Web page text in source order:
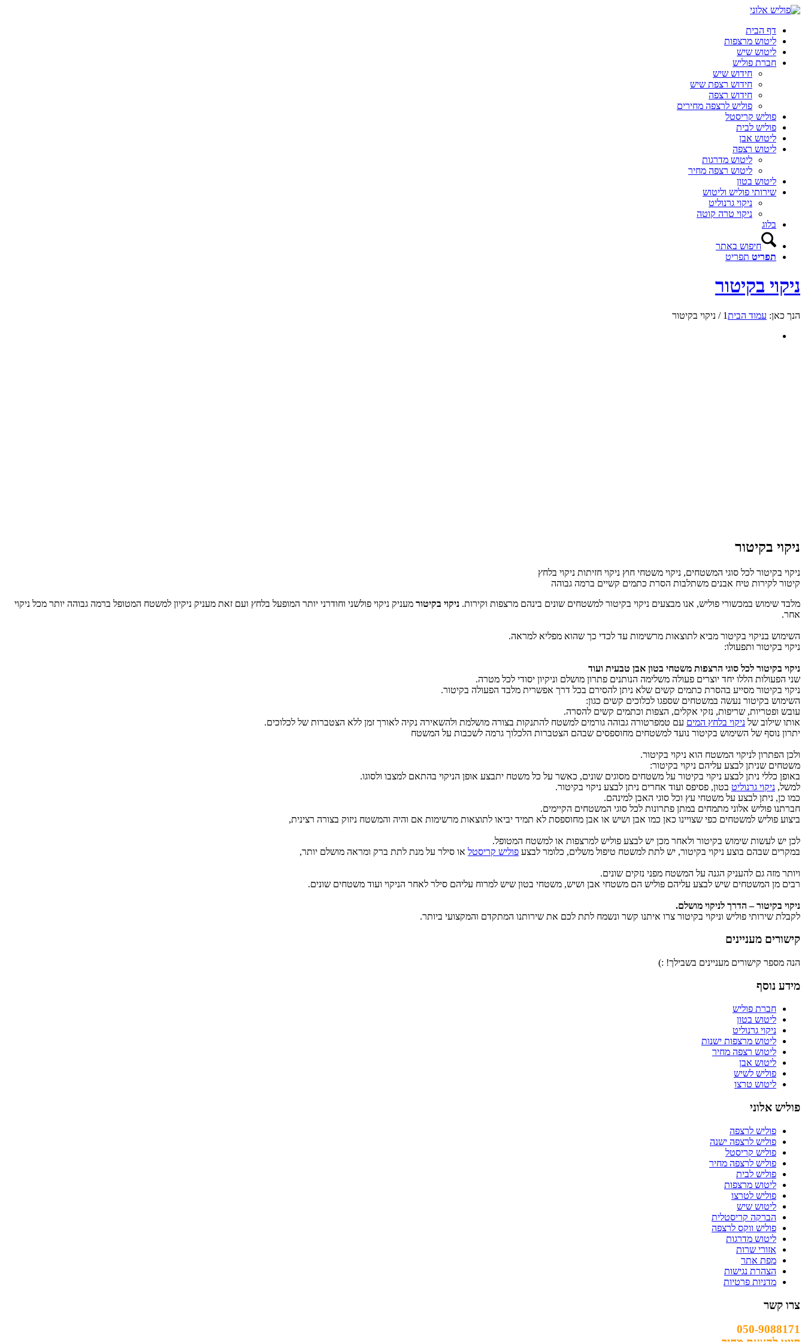
דף הבית
ליטוש מרצפות
ליטוש שיש
חברת פוליש
חידוש שיש
חידוש רצפת שיש
חידוש רצפה
פוליש לרצפה מחירים
פוליש קריסטל
פוליש לבית
ליטוש אבן
ליטוש רצפה
ליטוש מדרגות
ליטוש רצפה מחיר
ליטוש בטון
שירותי פוליש וליטוש
ניקוי גרנוליט
ניקוי טרה קוטה
בלוג
חיפוש באתר
תפריט תפריט
ניקוי בקיטור
הנך כאן: עמוד הבית1
/ ניקוי בקיטור
ניקוי בקיטור
ניקוי בקיטור לכל סוגי המשטחים, ניקוי משטחי חוץ ניקוי חזיתות ניקוי בלחץ
קיטור לקירות טיח אבנים משתלבות הסרת כתמים קשיים ברמה גבוהה
מלבד שימוש במכשורי פוליש, אנו מבצעים ניקוי בקיטור למשטחים שונים בינהם מרצפות וקירות. ניקוי בקיטור מעניק ניקוי פולשני וחודרני יותר המופעל בלחץ ועם זאת מעניק ניקיון למשטח המטופל ברמה גבוהה יותר מכל ניקוי
אחר.
השימוש בניקוי בקיטור מביא לתוצאות מרשימות עד לכדי כך שהוא מפליא למראה.
ניקוי בקיטור ותפעולו:
ניקוי בקיטור לכל סוגי הרצפות משטחי בטון אבן טבעית ועוד
שני הפעולות הללו יחד יוצרים פעולה משלימה הנותנים פתרון מושלם וניקיון יסודי לכל מטרה.
ניקוי בקיטור מסייע בהסרת כתמים קשים שלא ניתן להסירם בכל דרך אפשרית מלבד הפעולה בקיטור.
השימוש בקיטור נעשה במשטחים שספגו לכלוכים קשים כגון:
עובש ופטריות, שריפות, נזקי אקלים, הצפות וכתמים קשים להסרה.
אותו שילוב של ניקוי בלחץ המים עם טמפרטורה גבוהה גורמים למשטח להתנקות בצורה מושלמת ולהשאירה נקיה לאורך זמן ללא הצטברות של לכלוכים.
יתרון נוסף של השימוש בקיטור נועד למשטחים מחוספסים שבהם הצטברות הלכלוך גרמה לשכבות על המשטח
ולכן הפתרון לניקוי המשטח הוא ניקוי בקיטור.
משטחים שניתן לבצע עליהם ניקוי בקיטור:
באופן כללי ניתן לבצע ניקוי בקיטור על משטחים מסוגים שונים, כאשר על כל משטח יתבצע אופן הניקוי בהתאם למצבו ולסוגו.
למשל, ניקוי גרנוליט בטון, פסיפס ועוד אחרים ניתן לבצע ניקוי בקיטור.
כמו כן, ניתן לבצע על משטחי עץ וכל סוגי האבן למינהם.
חברתנו פוליש אלוני מתמחים במתן פתרונות לכל סוגי המשטחים הקיימים.
ביצוע פוליש למשטחים כפי שצויינו כאן כמו אבן ושיש או אבן מחוספסת לא תמיד יביאו לתוצאות מרשימות אם והיה והמשטח ניזוק בצורה רצינית,
לכן יש לעשות שימוש בקיטור ולאחר מכן יש לבצע פוליש למרצפות או למשטח המטופל.
במקרים שבהם בוצע ניקוי בקיטור, יש לתת למשטח טיפול משלים, כלומר לבצע פוליש קריסטל או סילר על מנת לתת ברק ומראה מושלם יותר,
ויותר מזה גם להעניק הגנה על המשטח מפני נזקים שונים.
רבים מן המשטחים שיש לבצע עליהם פוליש הם משטחי אבן ושיש, משטחי בטון שיש למרוח עליהם סילר לאחר הניקוי ועוד משטחים שונים.
ניקוי בקיטור – הדרך לניקוי מושלם.
לקבלת שירותי פוליש וניקוי בקיטור צרו איתנו קשר ונשמח לתת לכם את שירותנו המתקדם והמקצועי ביותר.
קישורים מעניינים
הנה מספר קישורים מעניינים בשבילך! :)
מידע נוסף
חברת פוליש
ליטוש בטון
ניקוי גרנוליט
ליטוש מרצפות ישנות
ליטוש רצפה מחיר
ליטוש אבן
פוליש לשיש
ליטוש טרצו
פוליש אלוני
פוליש לרצפה
פוליש לרצפה ישנה
פוליש קריסטל
פוליש לרצפה מחיר
פוליש לבית
ליטוש מרצפות
פוליש לטרצו
ליטוש שיש
הברקה קריסטלית
פוליש ווקס לרצפה
ליטוש מדרגות
אזורי שרות
מפת אתר
הצהרת נגישות
מדניות פרטיות
צרו קשר
050-9088171